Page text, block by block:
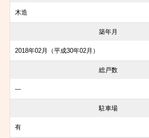
木造
築年月
2018年02月（平成30年02月）
総戸数
---
駐車場
有